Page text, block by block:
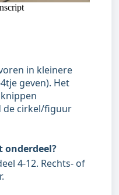
in kleinere
geven). Het
de cirkel/figuur
onderdeel?
4-12. Rechts- of